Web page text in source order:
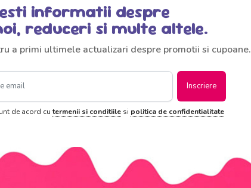
informatii despre
reduceri si multe altele.
a primi ultimele actualizari despre promotii si cupoane.
Inscriere
de acord cutermenii si conditiilesi politica de confidentialitate